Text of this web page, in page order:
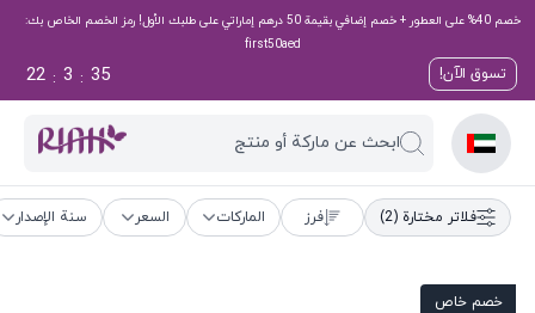
خصم 40% على العطور + خصم إضافي بقيمة 50 درهم إماراتي على طلبك الأول! رمز الخصم الخاص بك:
first50aed
تسوق الآن! 35
:
3
:
22
ابحث عن ماركة أو منتج
فلاتر مختارة (2) فرز الماركات السعر سنة الإصدار
خصم خاص